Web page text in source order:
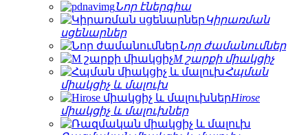
Նոր էներգիա
Կիրառման
սցենարներ
Նոր ժամանումներ
M շարքի միակցիչ
Հպման
միակցիչ և մալուխ
Hirose
միակցիչ և մալուխներ